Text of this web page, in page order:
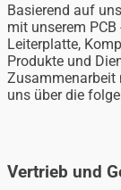
Basierend auf
mit unserem
Leiterplatte,
Produkte und
Zusammenarbeit
uns über die
Vertrieb und